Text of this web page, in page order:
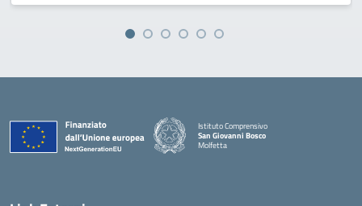
Istituto Comprensivo
San Giovanni Bosco
Molfetta